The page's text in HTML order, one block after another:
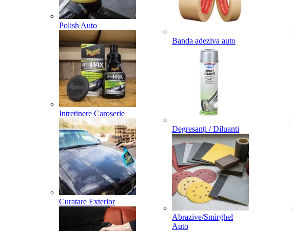
Polish Auto
Intretinere Caroserie
Curatare Exterior
Banda adeziva auto
Degresanți / Diluanti
Abrazive/Smirghel
Auto